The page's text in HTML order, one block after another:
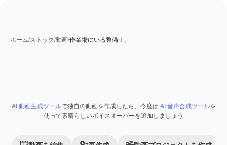
ホーム/ストック/動画/作業場にいる整備士。
AI 動画生成ツールで独自の動画を作成したら、今度は AI 音声合成ツールを
使って素晴らしいボイスオーバーを追加しましょう